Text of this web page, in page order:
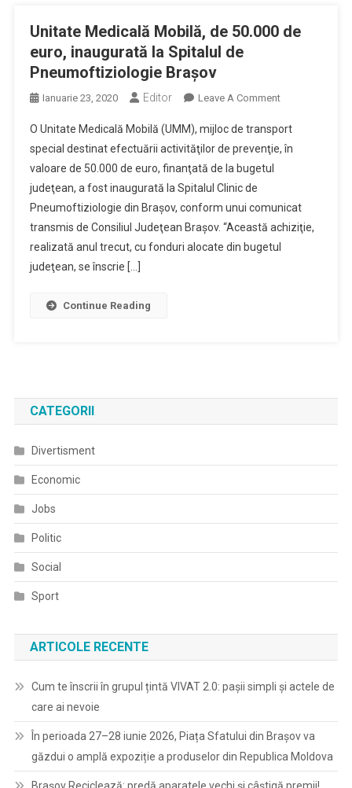
Unitate Medicală Mobilă, de 50.000 de
euro, inaugurată la Spitalul de
Pneumoftiziologie Braşov
Ianuarie 23, 2020 Editor Leave A CommentOn
Medicală
Mobilă,
De
Euro,
Inaugurată
O Unitate Medicală Mobilă (UMM), mijloc de transport
special destinat efectuării activităţilor de prevenţie, în
valoare de 50.000 de euro, finanţată de la bugetul
judeţean, a fost inaugurată la Spitalul Clinic de
Pneumoftiziologie din Braşov, conform unui comunicat
transmis de Consiliul Judeţean Braşov. “Această achiziţie,
realizată anul trecut, cu fonduri alocate din bugetul
judeţean, se înscrie […]
Continue Reading
CATEGORII
Divertisment
Economic
Jobs
Politic
Social
Sport
ARTICOLE RECENTE
Cum te înscrii în grupul țintă VIVAT 2.0: pașii simpli și actele de
care ai nevoie
În perioada 27–28 iunie 2026, Piața Sfatului din Brașov va
găzdui o amplă expoziție a produselor din Republica Moldova